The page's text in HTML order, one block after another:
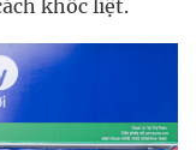
khốc liệt.